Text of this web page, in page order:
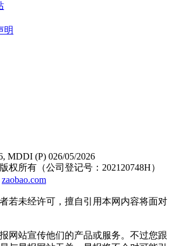
明
MDDI (P) 026/05/2026
权所有（公司登记号：202120748H）
zaobao.com
若未经许可，擅自引用本网内容将面对
网站宣传他们的产品或服务。不过您跟